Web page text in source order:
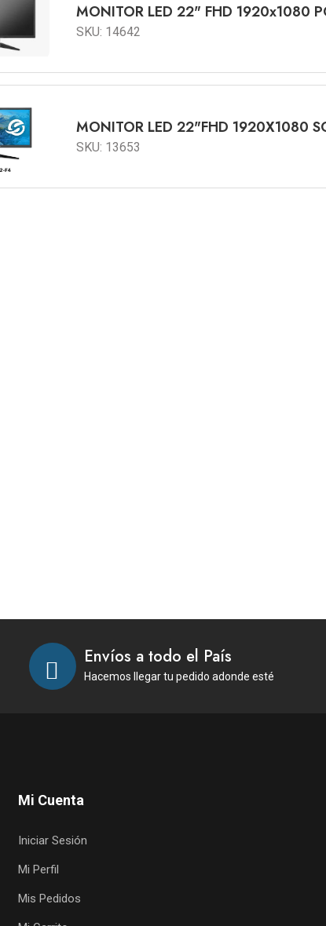
MONITOR LED 22" FHD 1920x1080
SKU: 14642
MONITOR LED 22"FHD 1920X1080
SKU: 13653
Envíos a todo el País
Hacemos llegar tu pedido adonde esté
Mi Cuenta
Iniciar Sesión
Mi Perfil
Mis Pedidos